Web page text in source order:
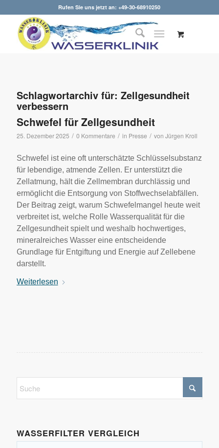
Rufen Sie uns jetzt an: +49-30-68910250
Schlagwortarchiv für: Zellgesundheit
verbessern
Schwefel für Zellgesundheit
25. Dezember 2025 / 0 Kommentare / in Presse / von Jürgen Kroll
Schwefel ist eine oft unterschätzte Schlüsselsubstanz
für lebendige, atmende Zellen. Er unterstützt die
Zellatmung, hält die Zellmembran durchlässig und
ermöglicht die Entsorgung von Stoffwechselabfällen.
Der Beitrag zeigt, warum Schwefelmangel heute weit
verbreitet ist, welche Rolle Wasserqualität für die
Zellgesundheit spielt und weshalb hochwertiges,
mineralreiches Wasser eine entscheidende
Grundlage für Entgiftung und Energie auf Zellebene
darstellt.
Weiterlesen
WASSERFILTER VERGLEICH